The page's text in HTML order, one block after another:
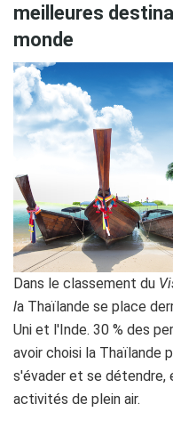
meilleures
monde
Dans le classement du
la Thaïlande se place
Uni et l'Inde. 30 % des
avoir choisi la Thaïlande
s'évader et se détendre,
activités de plein air.